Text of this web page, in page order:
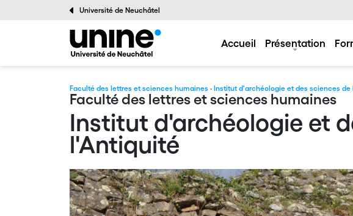
Université de Neuchâtel
Accueil Présentation
Faculté des lettres et sciences humaines · Institut d'archéologie et des sciences de
Faculté des lettres et sciences humaines
Institut d'archéologie et
l'Antiquité